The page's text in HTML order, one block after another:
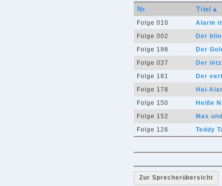
Nr. Titel▲
Folge 010
Alarm
Folge 002
Der
Folge 198
Der
Folge 037
Der
Folge 181
Der
Folge 178
Hai-
Folge 150
Heiße
Folge 152
Max
Folge 126
Teddy
Zur Sprecherübersicht